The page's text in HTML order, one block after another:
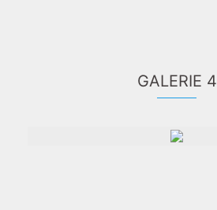
GALERIE 4